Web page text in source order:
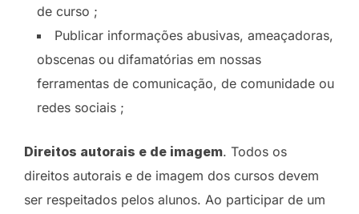
de curso ;
Publicar informações abusivas, ameaçadoras,
obscenas ou difamatórias em nossas
ferramentas de comunicação, de comunidade ou
redes sociais ;
Direitos autorais e de imagem. Todos os
direitos autorais e de imagem dos cursos devem
ser respeitados pelos alunos. Ao participar de um